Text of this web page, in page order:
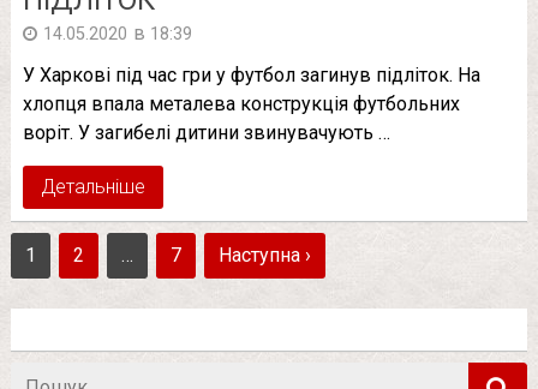
14.05.2020 в 18:39
У Харкові під час гри у футбол загинув підліток. На
хлопця впала металева конструкція футбольних
воріт. У загибелі дитини звинувачують …
Детальніше
1 2 … 7 Наступна ›
Пошук